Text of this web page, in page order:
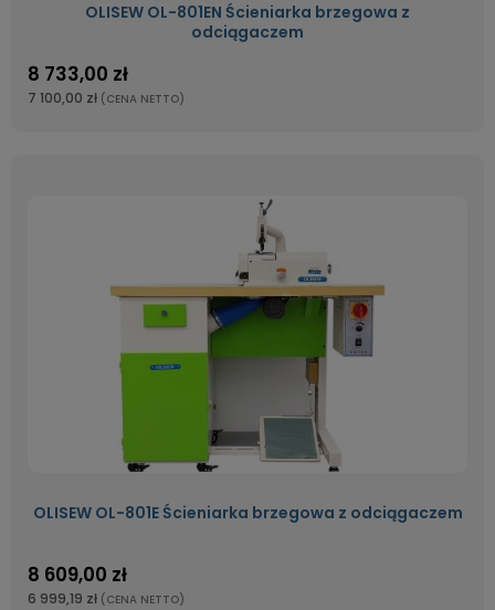
OLISEW OL-801EN Ścieniarka brzegowa z
odciągaczem
8 733,00 zł
7 100,00 zł (CENA NETTO)
OLISEW OL-801E Ścieniarka brzegowa z odciągaczem
8 609,00 zł
6 999,19 zł (CENA NETTO)